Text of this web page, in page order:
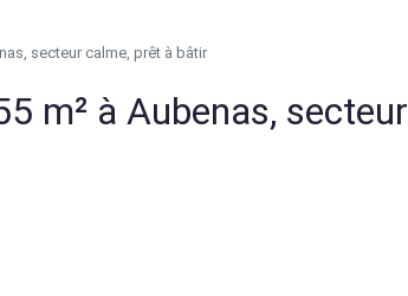
secteur calme, prêt à bâtir
m² à Aubenas, secteur